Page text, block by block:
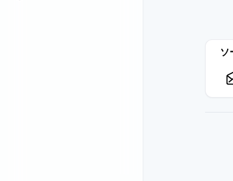
ソ